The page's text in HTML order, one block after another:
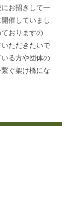
お招きして一
催していまし
おりますの
ただきたいで
る方や団体の
ぐ架け橋にな